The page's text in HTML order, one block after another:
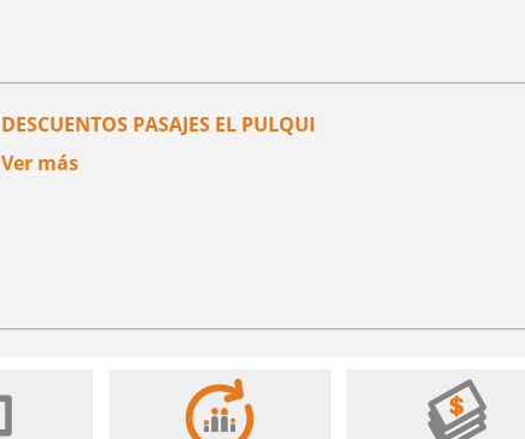
DESCUENTOS PASAJES EL PULQUI
Ver más